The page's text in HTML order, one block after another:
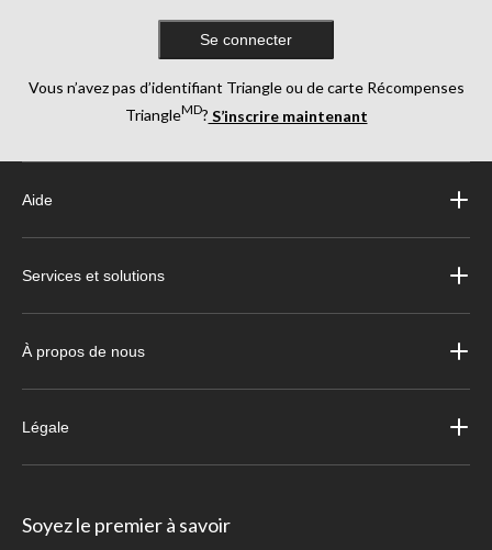
Se connecter
Vous n’avez pas d’identifiant Triangle ou de carte Récompenses
TriangleMD? S’inscrire maintenant
Aide
Services et solutions
À propos de nous
Légale
Soyez le premier à savoir